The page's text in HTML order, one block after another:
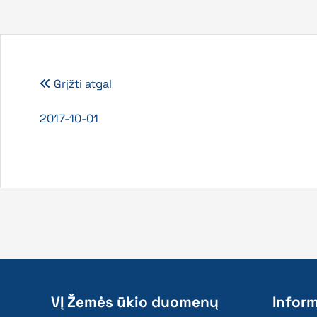
Grįžti atgal
2017-10-01
VĮ Žemės ūkio duomenų